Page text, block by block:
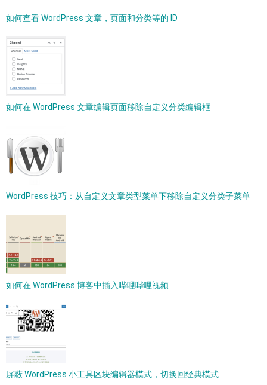
如何查看 WordPress 文章，页面和分类等的 ID
如何在 WordPress 文章编辑页面移除自定义分类编辑框
WordPress 技巧：从自定义文章类型菜单下移除自定义分类子菜单
如何在 WordPress 博客中插入哔哩哔哩视频
屏蔽 WordPress 小工具区块编辑器模式，切换回经典模式